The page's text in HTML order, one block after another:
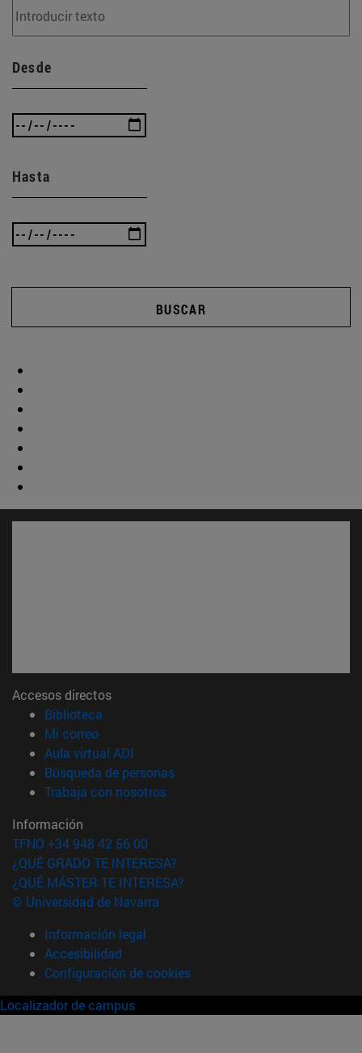
Desde
Hasta
BUSCAR
Accesos directos
Biblioteca
Mi correo(abre en nueva ventana)
Aula virtual ADI
Búsqueda de personas(abre en nueva ventana)
Trabaja con nosotros(abre en nueva ventana)
Información
TFNO +34 948 42 56 00
¿QUÉ GRADO TE INTERESA?
¿QUÉ MÁSTER TE INTERESA?
© Universidad de Navarra
Información legal
Accesibilidad
Configuración de cookies
Localizador de campus